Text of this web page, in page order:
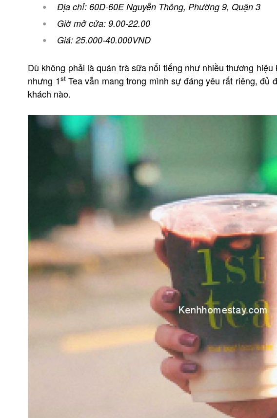
Địa chỉ: 60D-60E Nguyễn Thông, Phường 9, Quận 3
Giờ mở cửa: 9.00-22.00
Giá: 25.000-40.000VND
Dù không phải là quán trà sữa nổi tiếng như nhiều thương
nhưng 1stTea vẫn mang trong mình sự đáng yêu rất riêng, đủ
khách nào.